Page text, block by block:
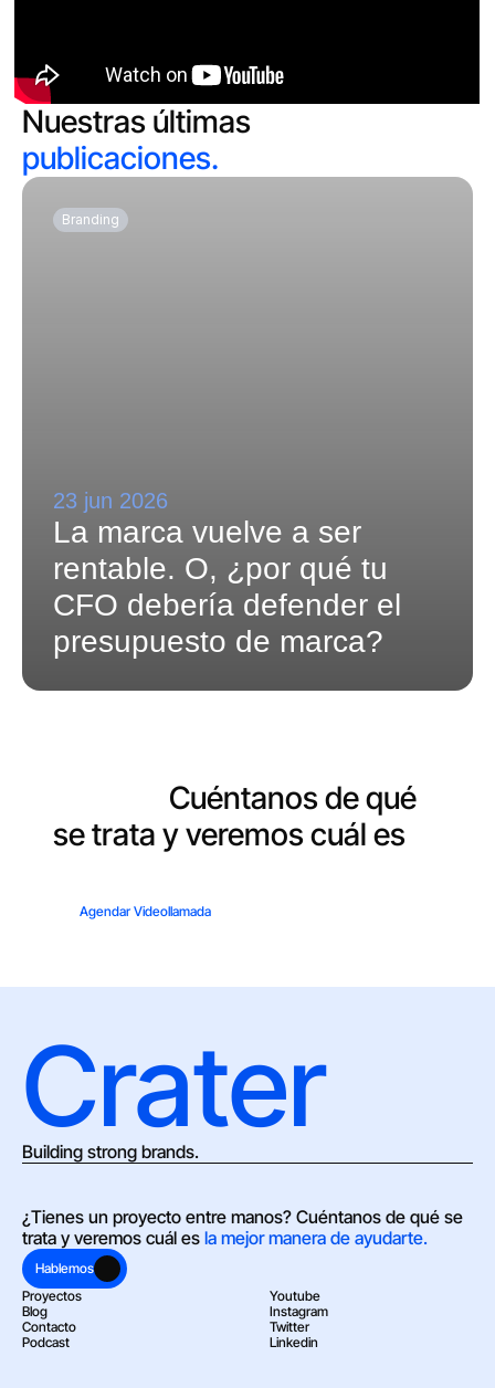
Nuestras últimas
publicaciones.
Branding
23 jun 2026
La marca vuelve a ser
rentable. O, ¿por qué tu
CFO debería defender el
presupuesto de marca?
Cuéntanos de qué
se trata y veremos cuál es
Agendar Videollamada
Crater
Building strong brands.
¿Tienes un proyecto entre manos? Cuéntanos de qué se
trata y veremos cuál es la mejor manera de ayudarte.
Hablemos
Proyectos
Blog
Contacto
Podcast
Youtube
Instagram
Twitter
Linkedin